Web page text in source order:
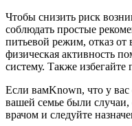
Чтобы снизить риск
соблюдать простые
питьевой режим, отказ
физическая активность
систему. Также избегайте
Если вамKnown, что у вас
вашей семье были случаи,
врачом и следуйте